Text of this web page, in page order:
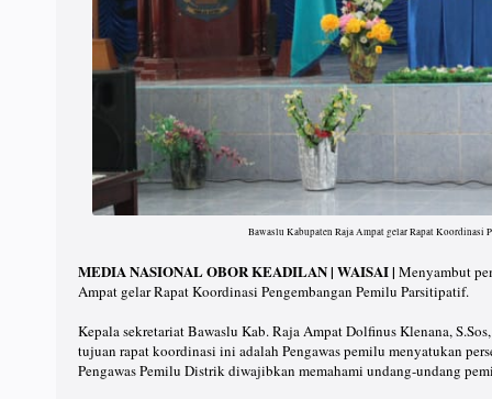
Bawaslu Kabupaten Raja Ampat gelar Rapat Koordinasi
MEDIA NASIONAL OBOR KEADILAN | WAISAI | Menyambut
Ampat gelar Rapat Koordinasi Pengembangan Pemilu Parsitipatif.
Kepala sekretariat Bawaslu Kab. Raja Ampat Dolfinus Klenana,
tujuan rapat koordinasi ini adalah Pengawas pemilu menyatukan
Pengawas Pemilu Distrik diwajibkan memahami undang-undang